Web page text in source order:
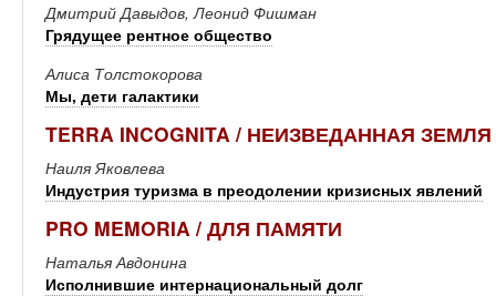
Дмитрий Давыдов, Леонид Фишман
Грядущее рентное общество
Алиса Толстокорова
Мы, дети галактики
TERRA INCOGNITA / НЕИЗВЕДАННАЯ ЗЕМЛЯ
Наиля Яковлева
Индустрия туризма в преодолении кризисных явлений
PRO MEMORIA / ДЛЯ ПАМЯТИ
Наталья Авдонина
Исполнившие интернациональный долг